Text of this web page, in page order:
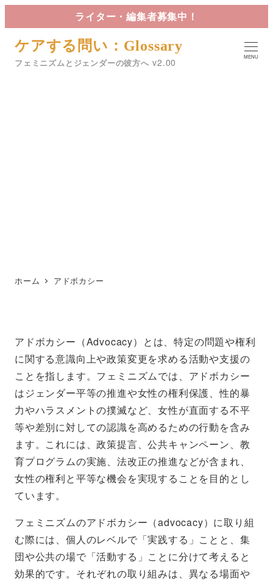
イ
ライター・編集者募集中！
ケアする問い：Glossary
フェミニズムとジェンダーの彼方へ
MENU
ホーム アドボカシー
アドボカシー（Advocacy）とは、特定の問題や権利
に関する意識向上や政策変更を求める活動や支援の
ことを指します。フェミニズムでは、アドボカシー
はジェンダー平等の推進や女性の権利保護、性的暴
力やハラスメントの撲滅など、女性が直面する不平
等や差別に対しての認識を高めるための行動を含み
ます。これには、政策提言、公共キャンペーン、教
育プログラムの実施、法改正の推進などが含まれ、
女性の権利と平等な機会を実現することを目的とし
ています。
フェミニズムのアドボカシー（advocacy）に取り組
む際には、個人のレベルで「実践する」ことと、集
団や公共の場で「活動する」ことに分けて考えると
効果的です。それぞれの取り組みは、異なる場面や